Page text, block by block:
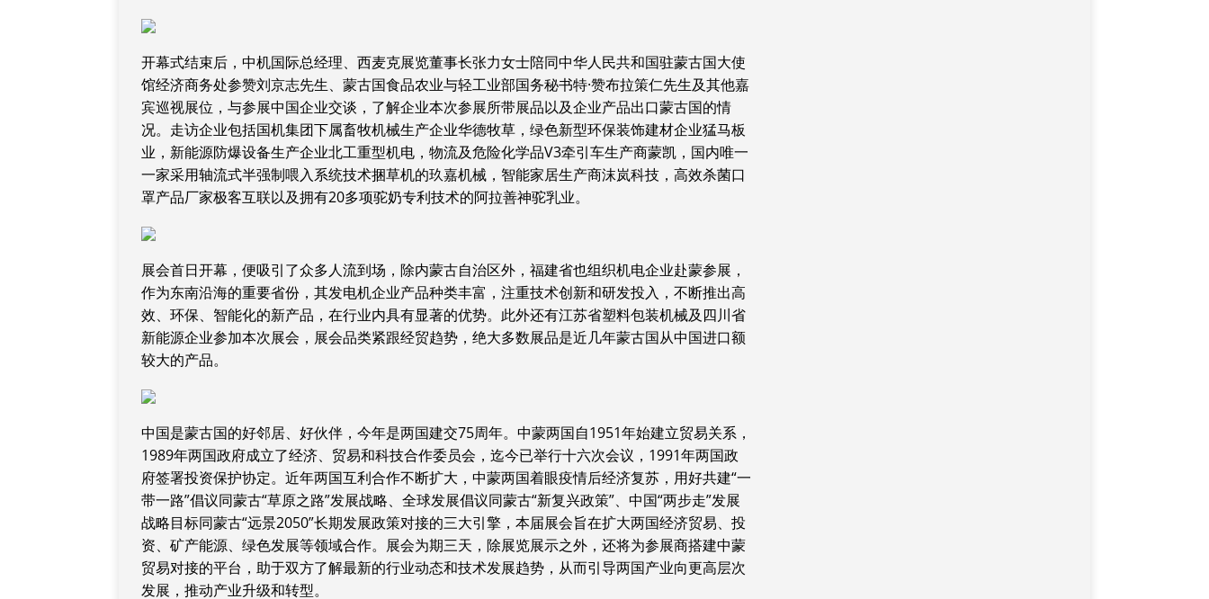
开幕式结束后，中机国际总经理、西麦克展览董事长张力女士陪同中华人民共和国驻蒙古国大使
馆经济商务处参赞刘京志先生、蒙古国食品农业与轻工业部国务秘书特·赞布拉策仁先生及其他嘉
宾巡视展位，与参展中国企业交谈，了解企业本次参展所带展品以及企业产品出口蒙古国的情
况。走访企业包括国机集团下属畜牧机械生产企业华德牧草，绿色新型环保装饰建材企业猛马板
业，新能源防爆设备生产企业北工重型机电，物流及危险化学品V3牵引车生产商蒙凯，国内唯一
一家采用轴流式半强制喂入系统技术捆草机的玖嘉机械，智能家居生产商沫岚科技，高效杀菌口
罩产品厂家极客互联以及拥有20多项驼奶专利技术的阿拉善神驼乳业。
展会首日开幕，便吸引了众多人流到场，除内蒙古自治区外，福建省也组织机电企业赴蒙参展，
作为东南沿海的重要省份，其发电机企业产品种类丰富，注重技术创新和研发投入，不断推出高
效、环保、智能化的新产品，在行业内具有显著的优势。此外还有江苏省塑料包装机械及四川省
新能源企业参加本次展会，展会品类紧跟经贸趋势，绝大多数展品是近几年蒙古国从中国进口额
较大的产品。
中国是蒙古国的好邻居、好伙伴，今年是两国建交75周年。中蒙两国自1951年始建立贸易关系，
1989年两国政府成立了经济、贸易和科技合作委员会，迄今已举行十六次会议，1991年两国政
府签署投资保护协定。近年两国互利合作不断扩大，中蒙两国着眼疫情后经济复苏，用好共建“一
带一路”倡议同蒙古“草原之路”发展战略、全球发展倡议同蒙古“新复兴政策”、中国“两步走”发展
战略目标同蒙古“远景2050”长期发展政策对接的三大引擎，本届展会旨在扩大两国经济贸易、投
资、矿产能源、绿色发展等领域合作。展会为期三天，除展览展示之外，还将为参展商搭建中蒙
贸易对接的平台，助于双方了解最新的行业动态和技术发展趋势，从而引导两国产业向更高层次
发展，推动产业升级和转型。